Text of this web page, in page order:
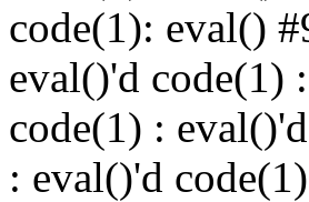
code(1): eval()
eval()'d code(1)
code(1) :
: eval()'d